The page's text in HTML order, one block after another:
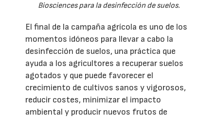
Biosciences para la desinfección de suelos.
El final de la campaña agrícola es uno de los
momentos idóneos para llevar a cabo la
desinfección de suelos, una práctica que
ayuda a los agricultores a recuperar suelos
agotados y que puede favorecer el
crecimiento de cultivos sanos y vigorosos,
reducir costes, minimizar el impacto
ambiental y producir nuevos frutos de